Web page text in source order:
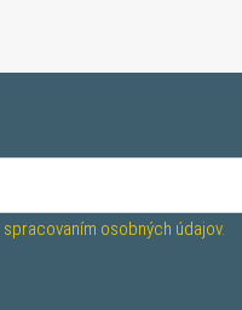
spracovaním osobných údajov.